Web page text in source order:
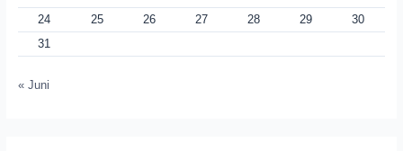
24
25 26 27 28 29
30
31
« Juni